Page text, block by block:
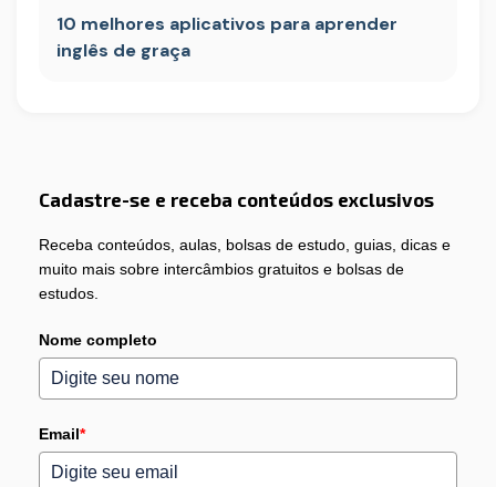
10 melhores aplicativos para aprender
inglês de graça
Cadastre-se e receba conteúdos exclusivos
Receba conteúdos, aulas, bolsas de estudo, guias, dicas e
muito mais sobre intercâmbios gratuitos e bolsas de
estudos.
Nome completo
Email*